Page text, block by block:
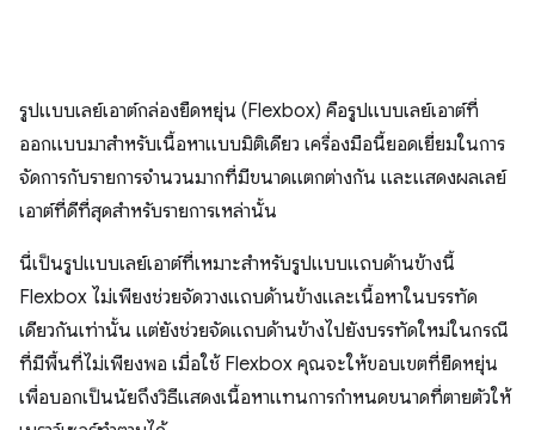
รูปแบบเลย์เอาต์กล่องยืดหยุ่น (Flexbox) คือรูปแบบเลย์เอาต์ที่
ออกแบบมาสำหรับเนื้อหาแบบมิติเดียว เครื่องมือนี้ยอดเยี่ยมในการ
จัดการกับรายการจำนวนมากที่มีขนาดแตกต่างกัน และแสดงผลเลย์
เอาต์ที่ดีที่สุดสำหรับรายการเหล่านั้น
นี่เป็นรูปแบบเลย์เอาต์ที่เหมาะสําหรับรูปแบบแถบด้านข้างนี้
Flexbox ไม่เพียงช่วยจัดวางแถบด้านข้างและเนื้อหาในบรรทัด
เดียวกันเท่านั้น แต่ยังช่วยจัดแถบด้านข้างไปยังบรรทัดใหม่ในกรณี
ที่มีพื้นที่ไม่เพียงพอ เมื่อใช้ Flexbox คุณจะให้ขอบเขตที่ยืดหยุ่น
เพื่อบอกเป็นนัยถึงวิธีแสดงเนื้อหาแทนการกำหนดขนาดที่ตายตัวให้